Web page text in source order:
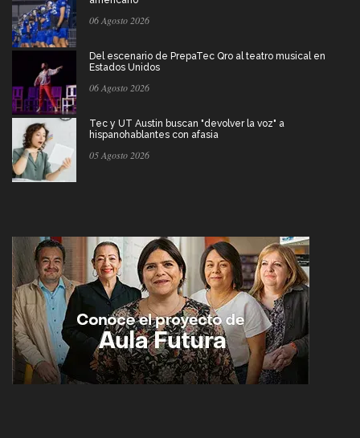
06 Agosto 2026
Del escenario de PrepaTec Qro al teatro musical en
Estados Unidos
06 Agosto 2026
Tec y UT Austin buscan "devolver la voz" a
hispanohablantes con afasia
05 Agosto 2026